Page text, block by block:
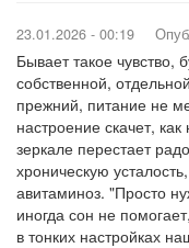
23.01.2026 - 00:19
Бывает такое чувство,
собственной,
прежний, питание не
настроение скачет,
зеркале перестает
хроническую
авитаминоз. "Просто
иногда сон не
в тонких настройках